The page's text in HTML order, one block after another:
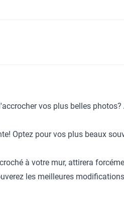
vos plus belles
Optez pour vos plus beaux
à votre mur, attirera
les meilleures